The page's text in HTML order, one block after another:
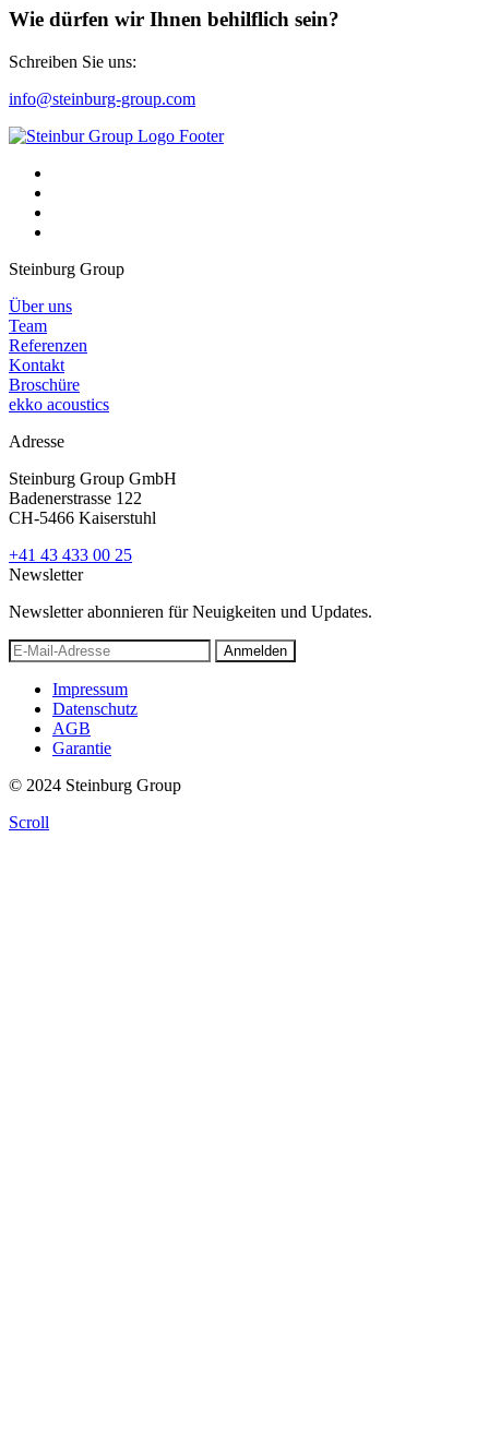
Wie dürfen wir Ihnen behilflich sein?
Schreiben Sie uns:
info@steinburg-group.com
Steinburg Group
Über uns
Team
Referenzen
Kontakt
Broschüre
ekko acoustics
Adresse
Steinburg Group GmbH
Badenerstrasse 122
CH-5466 Kaiserstuhl
+41 43 433 00 25
Newsletter
Newsletter abonnieren für Neuigkeiten und Updates.
Anmelden
Impressum
Datenschutz
AGB
Garantie
© 2024 Steinburg Group
Scroll